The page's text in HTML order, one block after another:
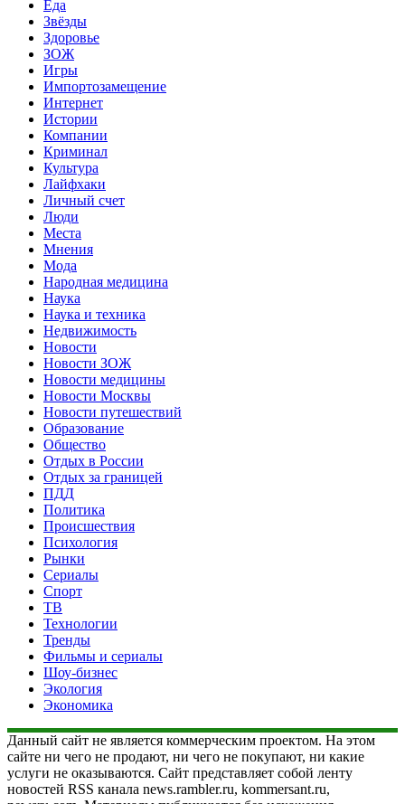
Еда
Звёзды
Здоровье
ЗОЖ
Игры
Импортозамещение
Интернет
Истории
Компании
Криминал
Культура
Лайфхаки
Личный счет
Люди
Места
Мнения
Мода
Народная медицина
Наука
Наука и техника
Недвижимость
Новости
Новости ЗОЖ
Новости медицины
Новости Москвы
Новости путешествий
Образование
Общество
Отдых в России
Отдых за границей
ПДД
Политика
Происшествия
Психология
Рынки
Сериалы
Спорт
ТВ
Технологии
Тренды
Фильмы и сериалы
Шоу-бизнес
Экология
Экономика
Данный сайт не является коммерческим проектом. На этом
сайте ни чего не продают, ни чего не покупают, ни какие
услуги не оказываются. Сайт представляет собой ленту
новостей RSS канала news.rambler.ru, kommersant.ru,